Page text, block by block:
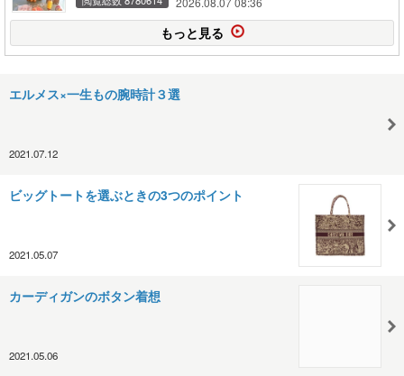
もっと見る
エルメス×一生もの腕時計３選
2021.07.12
ビッグトートを選ぶときの3つのポイント
2021.05.07
カーディガンのボタン着想
2021.05.06